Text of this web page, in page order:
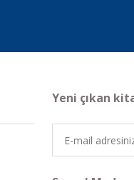
Yeni çıkan